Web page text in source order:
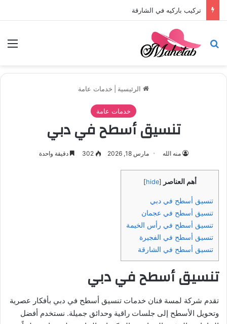
تركيب باركيه في الشارقة
بحث عن
الرئيسية خدمات عامة
خدمات عامة
تنسيق أسطح في دبي
منه الله مارس 18, 2026 302 دقيقة واحدة
أهم العناصر [
hide
]
تنسيق أسطح في دبي
تنسيق أسطح في عجمان
تنسيق أسطح في رأس الخيمة
تنسيق أسطح في الفجيرة
تنسيق أسطح في الشارقة
تنسيق أسطح في دبي
تقدم شركة لمسة فنان خدمات تنسيق أسطح في دبي بأفكار عصرية
وتحويل الأسطح إلى جلسات راقية وحدائق جميلة. نستخدم أفضل